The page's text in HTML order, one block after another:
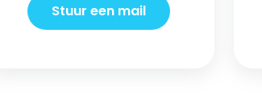
Stuur een mail